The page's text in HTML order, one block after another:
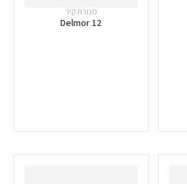
מנורת קיר
Delmor 12